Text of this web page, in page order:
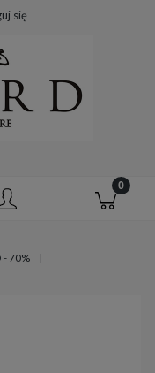
się
- 70%